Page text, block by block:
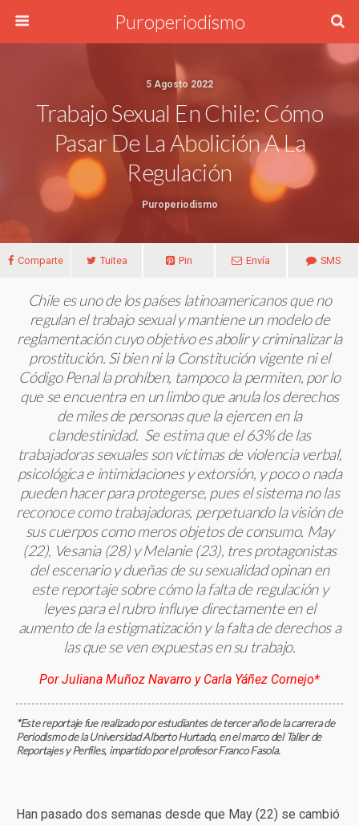
Puroperiodismo
5 Agosto 2022
Trabajo Sexual En Chile: Cómo
Pasar De La Abolición A La
Regulación
Puroperiodismo
Comparte Tuitea Pin Envía SMS
Chile es uno de los países latinoamericanos que no
regulan el trabajo sexual y mantiene un modelo de
reglamentación cuyo objetivo es abolir y criminalizar la
prostitución. Si bien ni la Constitución vigente ni el
Código Penal la prohíben, tampoco la permiten, por lo
que se encuentra en un limbo que anula los derechos
de miles de personas que la ejercen en la
clandestinidad. Se estima que el 63% de las
trabajadoras sexuales son víctimas de violencia verbal,
psicológica e intimidaciones y extorsión, y poco o nada
pueden hacer para protegerse, pues el sistema no las
reconoce como trabajadoras, perpetuando la visión de
sus cuerpos como meros objetos de consumo. May
(22), Vesania (28) y Melanie (23), tres protagonistas
del escenario y dueñas de su sexualidad opinan en
este reportaje sobre cómo la falta de regulación y
leyes para el rubro influye directamente en el
aumento de la estigmatización y la falta de derechos a
las que se ven expuestas en su trabajo.
Por Juliana Muñoz Navarro y Carla Yáñez Cornejo*
*Este reportaje fue realizado por estudiantes de tercer año de la carrera de
Periodismo de la Universidad Alberto Hurtado, en el marco del Taller de
Reportajes y Perfiles, impartido por el profesor Franco Fasola.
Han pasado dos semanas desde que May (22) se cambió